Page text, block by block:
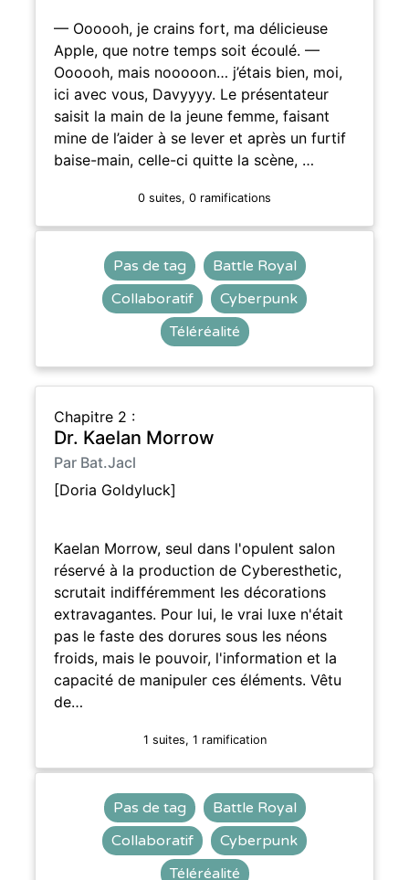
— Oooooh, je crains fort, ma délicieuse
Apple, que notre temps soit écoulé. —
Oooooh, mais nooooon… j’étais bien, moi,
ici avec vous, Davyyyy. Le présentateur
saisit la main de la jeune femme, faisant
mine de l’aider à se lever et après un furtif
baise-main, celle-ci quitte la scène, …
0 suites, 0 ramifications
Pas de tag
Battle Royal
Collaboratif
Cyberpunk
Téléréalité
Chapitre 2 :
Dr. Kaelan Morrow
Par Bat.Jacl
[Doria Goldyluck]
Kaelan Morrow, seul dans l'opulent salon
réservé à la production de Cyberesthetic,
scrutait indifféremment les décorations
extravagantes. Pour lui, le vrai luxe n'était
pas le faste des dorures sous les néons
froids, mais le pouvoir, l'information et la
capacité de manipuler ces éléments. Vêtu
de…
1 suites, 1 ramification
Pas de tag
Battle Royal
Collaboratif
Cyberpunk
Téléréalité